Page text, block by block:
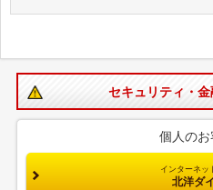
セキュリティ・
個人のお
インターネッ
北洋ダ